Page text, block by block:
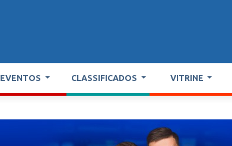
EVENTOS CLASSIFICADOS VITRINE